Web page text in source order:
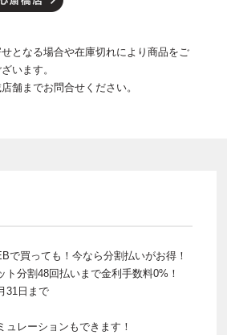
となる場合や在庫切れにより商品をご
います。
舗までお問合せください。
で買っても！今なら分割払いがお得！
ト分割48回払いまで金利手数料0%！
31日まで
ュレーションもできます！